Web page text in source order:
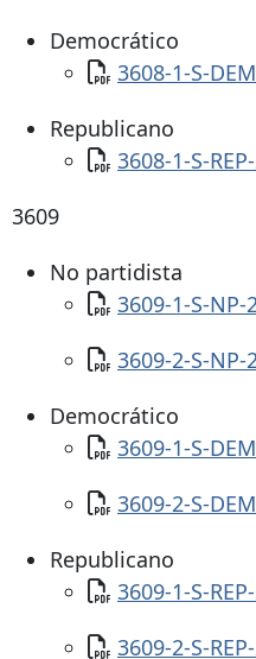
Democrático
Documento
3608-1-S-
Republicano
Documento
3608-1-S-
3609
No partidista
Documento
3609-1-S-
Documento
3609-2-S-
Democrático
Documento
3609-1-S-
Documento
3609-2-S-
Republicano
Documento
3609-1-S-
Documento
3609-2-S-